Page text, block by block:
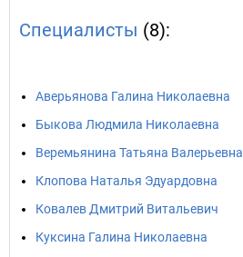
Специалисты (8):
Аверьянова Галина Николаевна
Быкова Людмила Николаевна
Веремьянина Татьяна Валерьевна
Клопова Наталья Эдуардовна
Ковалев Дмитрий Витальевич
Куксина Галина Николаевна